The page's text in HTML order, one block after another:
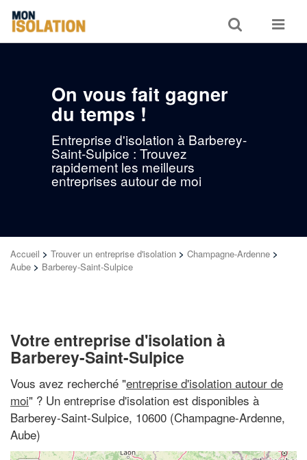
Toggle
search
Toggle
On vous fait gagner
du temps !
Entreprise d'isolation à Barberey-
Saint-Sulpice : Trouvez
rapidement les meilleurs
entreprises autour de moi
Accueil > Trouver un entreprise d'isolation > Champagne-Ardenne >
Aube > Barberey-Saint-Sulpice
Votre entreprise d'isolation à
Barberey-Saint-Sulpice
Vous avez recherché "entreprise d'isolation autour de
moi" ? Un entreprise d'isolation est disponibles à
Barberey-Saint-Sulpice, 10600 (Champagne-Ardenne,
Aube)